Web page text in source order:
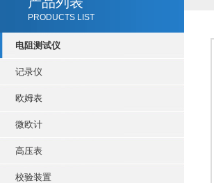
PRODUCTS LIST
电阻测试仪
记录仪
欧姆表
微欧计
高压表
校验装置